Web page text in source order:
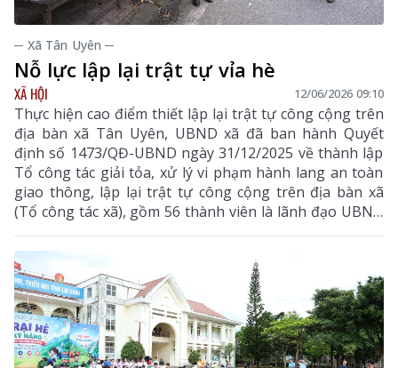
─ Xã Tân Uyên ─
Nỗ lực lập lại trật tự vỉa hè
XÃ HỘI 12/06/2026 09:10
Thực hiện cao điểm thiết lập lại trật tự công cộng trên
địa bàn xã Tân Uyên, UBND xã đã ban hành Quyết
định số 1473/QĐ-UBND ngày 31/12/2025 về thành lập
Tổ công tác giải tỏa, xử lý vi phạm hành lang an toàn
giao thông, lập lại trật tự công cộng trên địa bàn xã
(Tổ công tác xã), gồm 56 thành viên là lãnh đạo UBND
xã, phòng chuyên môn, công an xã, tổ an ninh cơ sở
và trưởng các thôn, bản.